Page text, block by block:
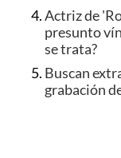
Actriz de
presunto
se trata?
Buscan
grabación